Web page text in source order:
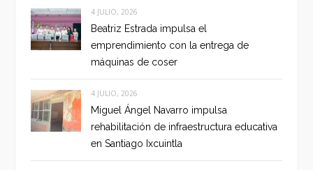
4 JULIO, 2026
Beatriz Estrada impulsa el
emprendimiento con la entrega de
máquinas de coser
4 JULIO, 2026
Miguel Ángel Navarro impulsa
rehabilitación de infraestructura educativa
en Santiago Ixcuintla